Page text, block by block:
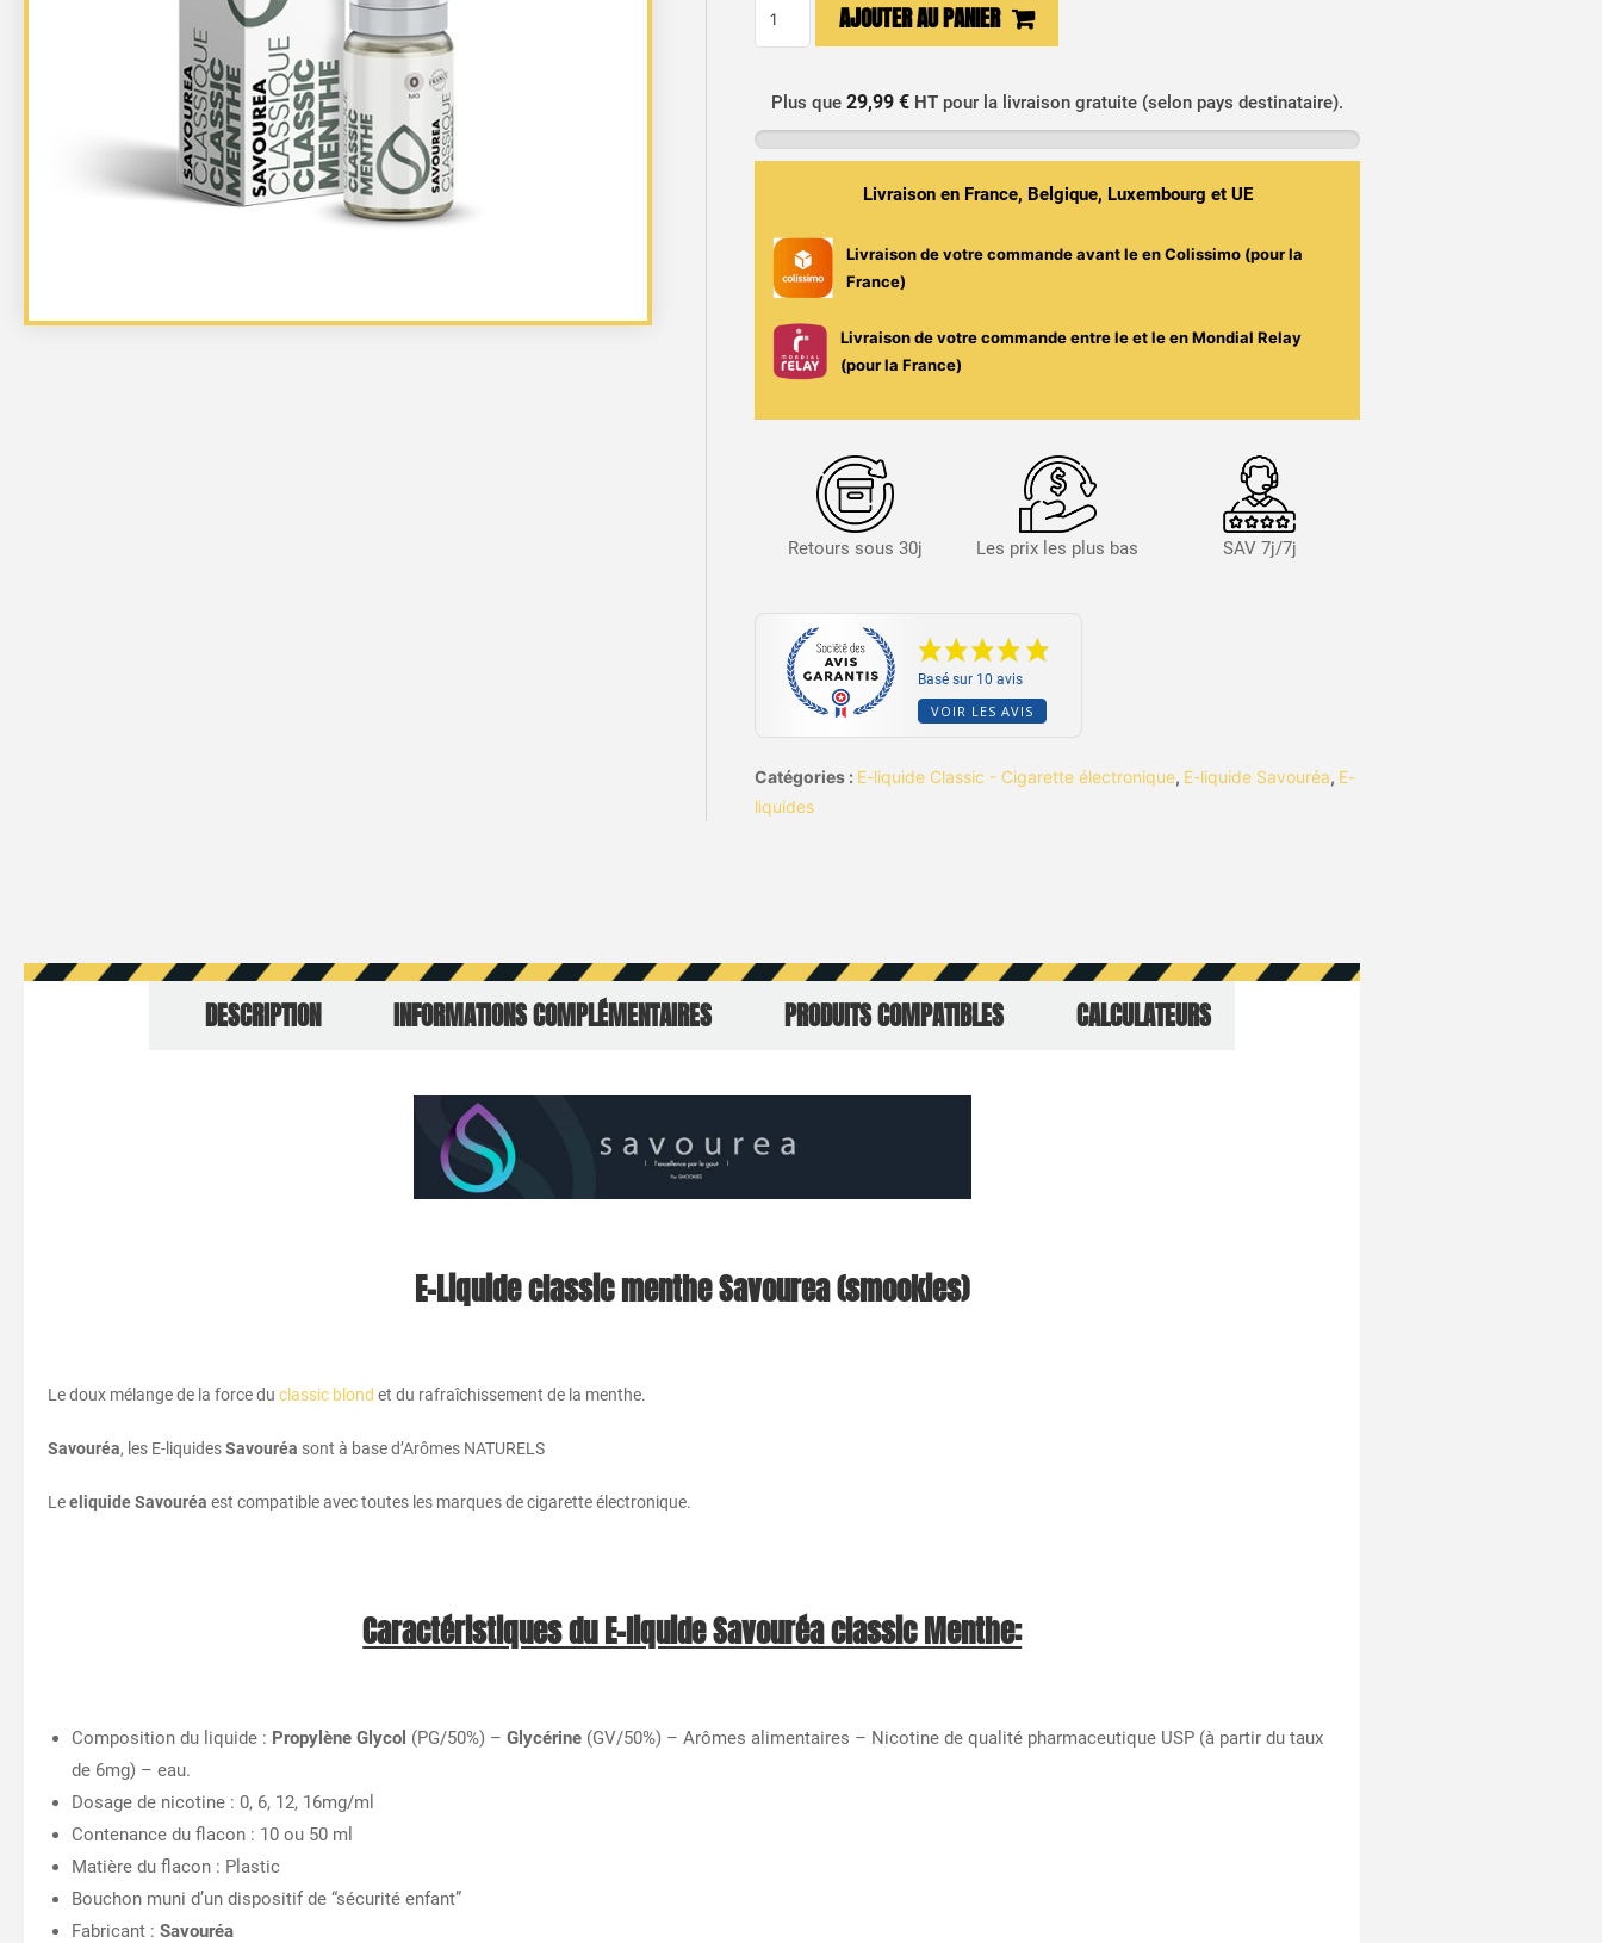
liquide
Classic
AJOUTER AU PANIER
Plus que29,99 € HT pour la livraison gratuite (selon pays destinataire).
Livraison en France, Belgique, Luxembourg et UE
Livraison de votre commande avant leen Colissimo (pour la
France)
Livraison de votre commande entre leet leen Mondial Relay
(pour la France)
Retours sous 30j Les prix les plus bas SAV 7j/7j
Basé sur 10 avis
VOIR LES AVIS
Catégories : E-liquide Classic - Cigarette électronique, E-liquide Savouréa, E-
liquides
DESCRIPTION INFORMATIONS COMPLÉMENTAIRES PRODUITS COMPATIBLES CALCULATEURS
E-Liquide classic menthe Savourea(smookies)
Le doux mélange de la force du classic blond et du rafraîchissement de la menthe.
Savouréa, les E-liquidesSavouréa sont à base d’Arômes NATURELS
Leeliquide Savouréa est compatible avec toutes les marques de cigarette électronique.
Caractéristiques du E-liquide Savouréa classic Menthe:
Composition du liquide : Propylène Glycol (PG/50%) – Glycérine (GV/50%) – Arômes alimentaires – Nicotine de qualité pharmaceutique USP (à partir du taux
de 6mg) – eau.
Dosage de nicotine : 0, 6, 12, 16mg/ml
Contenance du flacon : 10 ou 50 ml
Matière du flacon : Plastic
Bouchon muni d’un dispositif de “sécurité enfant”
Fabricant : Savouréa